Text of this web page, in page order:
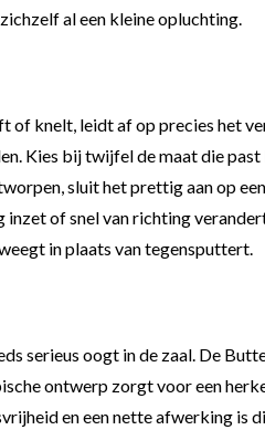
al een kleine opluchting.
of knelt, leidt af op precies het
Kies bij twijfel de maat die
sluit het prettig aan op
of snel van richting
in plaats van tegensputtert.
serieus oogt in de zaal. De
ontwerp zorgt voor een
en een nette afwerking is